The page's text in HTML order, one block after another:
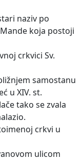
naziv po
koja postoji
crkvici Sv.
samostanu
u XIV. st.
tako se zvala
crkvi u
ulicom